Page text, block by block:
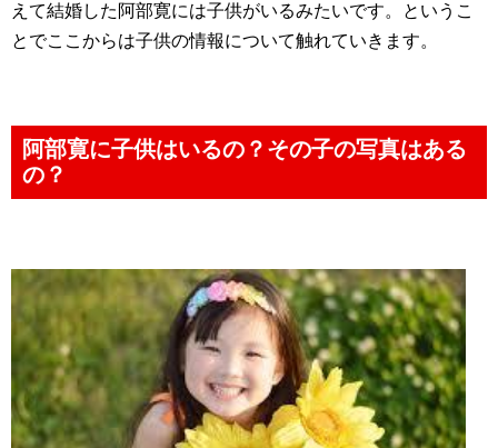
えて結婚した阿部寛には子供がいるみたいです。というこ
とでここからは子供の情報について触れていきます。
阿部寛に子供はいるの？その子の写真はある
の？